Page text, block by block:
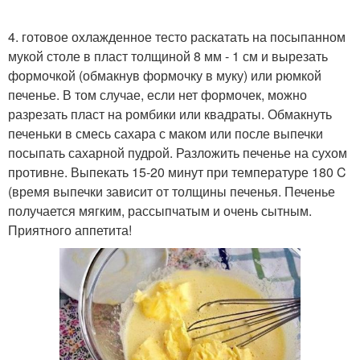
4. готовое охлажденное тесто раскатать на посыпанном
мукой столе в пласт толщиной 8 мм - 1 см и вырезать
формочкой (обмакнув формочку в муку) или рюмкой
печенье. В том случае, если нет формочек, можно
разрезать пласт на ромбики или квадраты. Обмакнуть
печеньки в смесь сахара с маком или после выпечки
посыпать сахарной пудрой. Разложить печенье на сухом
противне. Выпекать 15-20 минут при температуре 180 C
(время выпечки зависит от толщины печенья. Печенье
получается мягким, рассыпчатым и очень сытным.
Приятного аппетита!